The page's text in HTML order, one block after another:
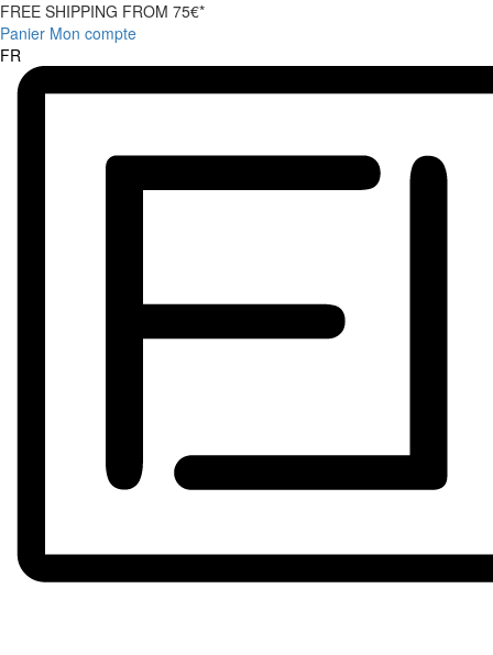
FREE SHIPPING FROM 75€*
Panier Mon compte
FR